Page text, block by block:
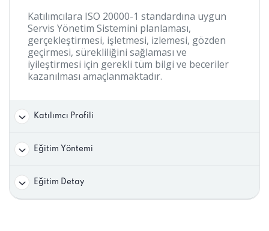
Katılımcılara ISO 20000-1 standardına uygun
Servis Yönetim Sistemini planlaması,
gerçekleştirmesi, işletmesi, izlemesi, gözden
geçirmesi, sürekliliğini sağlaması ve
iyileştirmesi için gerekli tüm bilgi ve beceriler
kazanılması amaçlanmaktadır.
Katılımcı Profili
Eğitim Yöntemi
Eğitim Detay